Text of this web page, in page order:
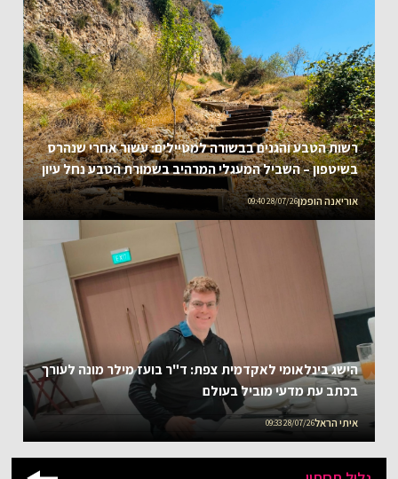
רשות הטבע והגנים בבשורה למטיילים: עשור אחרי שנהרס
בשיטפון – השביל המעגלי המרהיב בשמורת הטבע נחל עיון
נפתח מחדש
אוריאנה הופמן28/07/26 09:40
הישג בינלאומי לאקדמית צפת: ד"ר בועז מילר מונה לעורך
בכתב עת מדעי מוביל בעולם
איתי הראל28/07/26 09:33